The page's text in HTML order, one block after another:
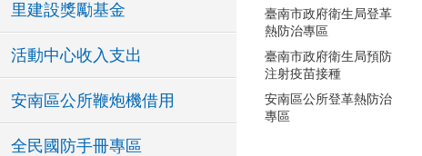
里建設獎勵基金
活動中心收入支出
安南區公所鞭炮機借用
全民國防手冊專區
臺南市政府衛生局登革
熱防治專區
臺南市政府衛生局預防
注射疫苗接種
安南區公所登革熱防治
專區